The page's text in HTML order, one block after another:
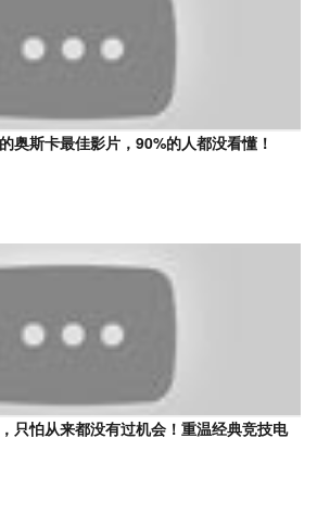
奥斯卡最佳影片，90%的人都没看懂！
只怕从来都没有过机会！重温经典竞技电